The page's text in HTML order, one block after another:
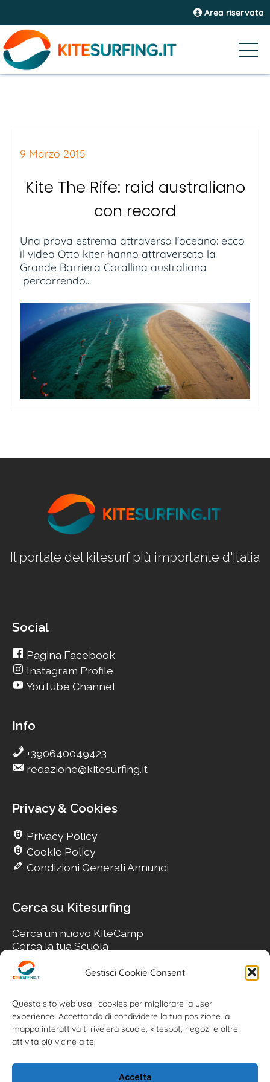
Gestisci Cookie Consent
Questo sito web usa i cookies per migliorare la user
experience. Accettando di condividere la tua posizione la
mappa interattiva ti rivelerà scuole, kitespot, negozi e altre
attività più vicine a te.
Accetta
Area riservata
9 Marzo 2015
Kite The Rife: raid australiano
con record
Una prova estrema attraverso l'oceano: ecco
il video Otto kiter hanno attraversato la
Grande Barriera Corallina australiana
percorrendo...
Il portale del kitesurf più importante d'Italia
Social
Pagina Facebook
Instagram Profile
YouTube Channel
Info
+390640049423
redazione@kitesurfing.it
Privacy & Cookies
Privacy Policy
Cookie Policy
Condizioni Generali Annunci
Cerca su Kitesurfing
Cerca un nuovo KiteCamp
Cerca la tua Scuola
Cerca il tuo KiteSpot
Cerca Accommodation